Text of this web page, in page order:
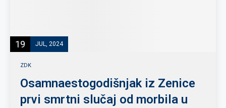
19 JUL, 2024
ZDK
Osamnaestogodišnjak iz Zenice
prvi smrtni slučaj od morbila u